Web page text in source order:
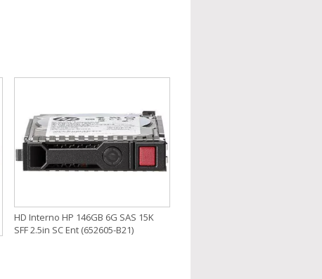
HD Interno HP 146GB 6G SAS 15K
SFF 2.5in SC Ent (652605-B21)